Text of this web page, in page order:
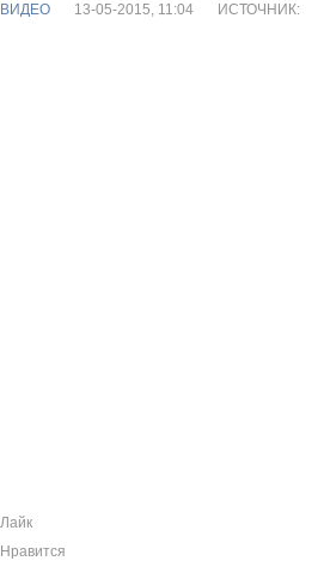
ВИДЕО 13-05-2015, 11:04 ИСТОЧНИК:
Лайк
Нравится